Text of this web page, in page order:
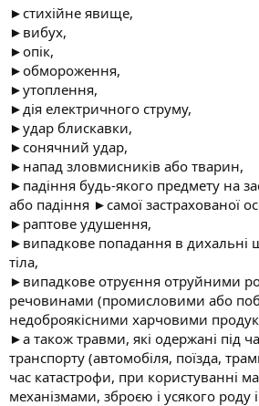
►стихійне явище,
►вибух,
►опік,
►обмороження,
►утоплення,
►дія електричного струму,
►удар блискавки,
►сонячний удар,
►напад зловмисників або тварин,
►падіння будь-якого предмету на
або падіння ►самої застрахованої
►раптове удушення,
►випадкове попадання в дихальні
тіла,
►випадкове отруєння отруйними
речовинами (промисловими або
недоброякісними харчовими
►а також травми, які одержані під
транспорту (автомобіля, поїзда,
час катастрофи, при користуванні
механізмами, зброєю і усякого роду